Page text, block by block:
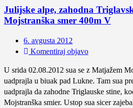
Julijske alpe, zahodna
Mojstranška smer 400m V
6. avgusta 2012
Komentiraj objavo
U srida 02.08.2012 sua se z Matjažem
uadprajla u biuak pad Lukne. Tam sua
uadprajla da zahodne Triglauske stine,
Mojstranška smier. Ustop sua sicer